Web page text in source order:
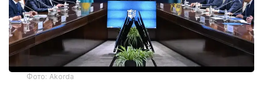
Фото: Akorda